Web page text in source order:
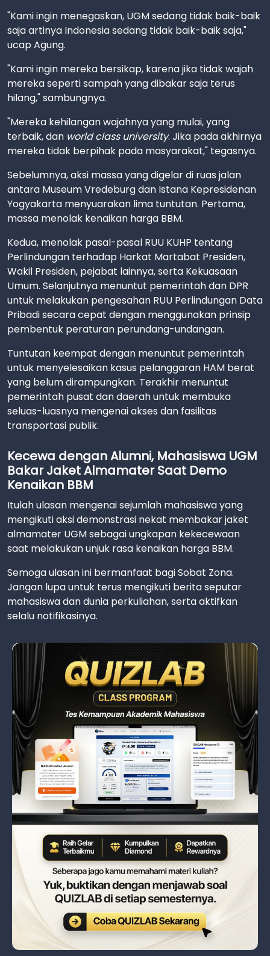
"Kami ingin menegaskan, UGM sedang tidak baik-baik
saja artinya Indonesia sedang tidak baik-baik saja,"
ucap Agung.
"Kami ingin mereka bersikap, karena jika tidak wajah
mereka seperti sampah yang dibakar saja terus
hilang," sambungnya.
"Mereka kehilangan wajahnya yang mulai, yang
terbaik, dan world class university. Jika pada akhirnya
mereka tidak berpihak pada masyarakat," tegasnya.
Sebelumnya, aksi massa yang digelar di ruas jalan
antara Museum Vredeburg dan Istana Kepresidenan
Yogyakarta menyuarakan lima tuntutan. Pertama,
massa menolak kenaikan harga BBM.
Kedua, menolak pasal-pasal RUU KUHP tentang
Perlindungan terhadap Harkat Martabat Presiden,
Wakil Presiden, pejabat lainnya, serta Kekuasaan
Umum. Selanjutnya menuntut pemerintah dan DPR
untuk melakukan pengesahan RUU Perlindungan Data
Pribadi secara cepat dengan menggunakan prinsip
pembentuk peraturan perundang-undangan.
Tuntutan keempat dengan menuntut pemerintah
untuk menyelesaikan kasus pelanggaran HAM berat
yang belum dirampungkan. Terakhir menuntut
pemerintah pusat dan daerah untuk membuka
seluas-luasnya mengenai akses dan fasilitas
transportasi publik.
Kecewa dengan Alumni, Mahasiswa UGM
Bakar Jaket Almamater Saat Demo
Kenaikan BBM
Itulah ulasan mengenai sejumlah mahasiswa yang
mengikuti aksi demonstrasi nekat membakar jaket
almamater UGM sebagai ungkapan kekecewaan
saat melakukan unjuk rasa kenaikan harga BBM.
Semoga ulasan ini bermanfaat bagi Sobat Zona.
Jangan lupa untuk terus mengikuti berita seputar
mahasiswa dan dunia perkuliahan, serta aktifkan
selalu notifikasinya.